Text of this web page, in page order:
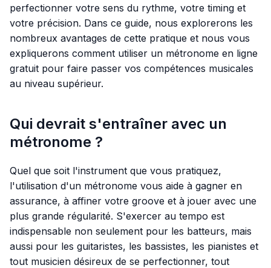
perfectionner votre sens du rythme, votre timing et
votre précision. Dans ce guide, nous explorerons les
nombreux avantages de cette pratique et nous vous
expliquerons comment utiliser un métronome en ligne
gratuit pour faire passer vos compétences musicales
au niveau supérieur.
Qui devrait s'entraîner avec un
métronome ?
Quel que soit l'instrument que vous pratiquez,
l'utilisation d'un métronome vous aide à gagner en
assurance, à affiner votre groove et à jouer avec une
plus grande régularité. S'exercer au tempo est
indispensable non seulement pour les batteurs, mais
aussi pour les guitaristes, les bassistes, les pianistes et
tout musicien désireux de se perfectionner, tout